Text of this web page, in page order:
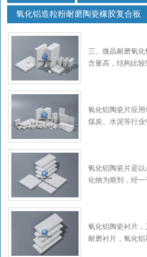
氧化铝造粒粉耐磨陶瓷橡胶复合板
三、微晶耐磨氧
含量高，结构比
种陶瓷。Al2O3.
氧化铝陶瓷片应用
煤炭、水泥等行
面。 产品具有抗
氧化铝陶瓷片是
化物为熔剂，经
陶瓷。 性能特点
氧化铝陶瓷衬片，
耐磨衬片，氧化铝
微晶耐磨氧化铝